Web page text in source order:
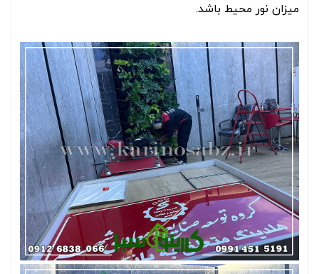
میزان نور محیط باشد.